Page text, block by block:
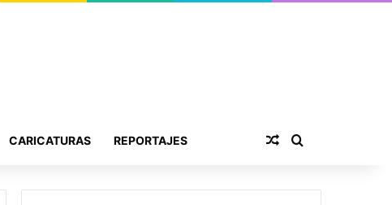
CARICATURAS REPORTAJES Publicación al